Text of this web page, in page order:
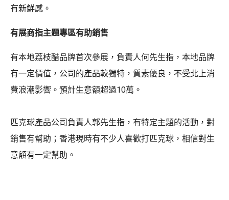
有新鮮感。
有展商指主題專區有助銷售
有本地荔枝醋品牌首次參展，負責人何先生指，本地品牌
有一定價值，公司的產品較獨特，質素優良，不受北上消
費浪潮影響。預計生意額超過10萬。
匹克球產品公司負責人郭先生指，有特定主題的活動，對
銷售有幫助；香港現時有不少人喜歡打匹克球，相信對生
意額有一定幫助。